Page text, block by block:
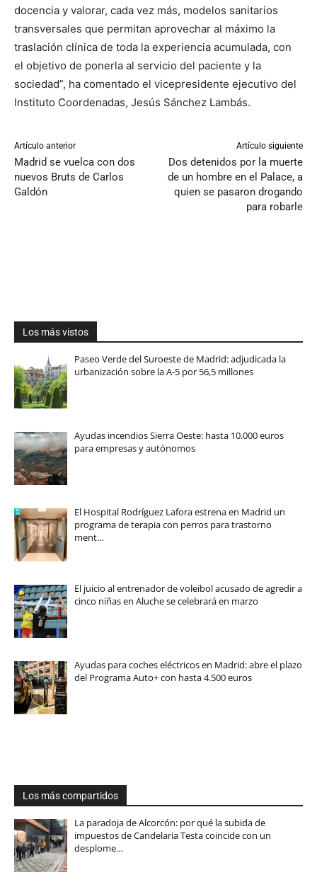
docencia y valorar, cada vez más, modelos sanitarios
transversales que permitan aprovechar al máximo la
traslación clínica de toda la experiencia acumulada, con
el objetivo de ponerla al servicio del paciente y la
sociedad”, ha comentado el vicepresidente ejecutivo del
Instituto Coordenadas, Jesús Sánchez Lambás.
Artículo anterior
Madrid se vuelca con dos
nuevos Bruts de Carlos
Galdón
Artículo siguiente
Dos detenidos por la muerte
de un hombre en el Palace, a
quien se pasaron drogando
para robarle
Los más vistos
Paseo Verde del Suroeste de Madrid: adjudicada la
urbanización sobre la A-5 por 56,5 millones
Ayudas incendios Sierra Oeste: hasta 10.000 euros
para empresas y autónomos
El Hospital Rodríguez Lafora estrena en Madrid un
programa de terapia con perros para trastorno
ment…
El juicio al entrenador de voleibol acusado de agredir a
cinco niñas en Aluche se celebrará en marzo
Ayudas para coches eléctricos en Madrid: abre el plazo
del Programa Auto+ con hasta 4.500 euros
Los más compartidos
La paradoja de Alcorcón: por qué la subida de
impuestos de Candelaria Testa coincide con un
desplome…